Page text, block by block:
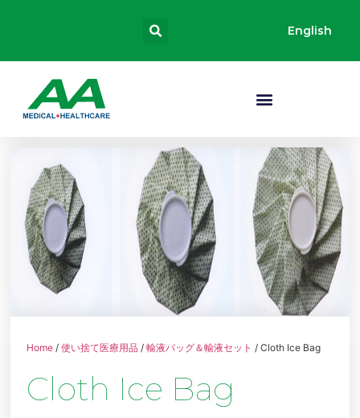
English
Home /使い捨て医療用品 /輸液バッグ＆輸液セット / Cloth Ice Bag
Cloth Ice Bag